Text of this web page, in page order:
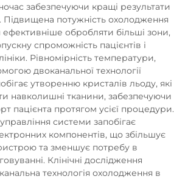
забезпечуючи кращі результати
потужність охолодження
ефективніше обробляти більші зони,
спроможність пацієнтів і
Рівномірність температури,
двоканальної технології
утворенню кристалів льоду, які
навколишні тканини, забезпечуючи
пацієнта протягом усієї процедури.
системи запобігає
компонентів, що збільшує
та зменшує потребу в
Клінічні дослідження
технологія охолодження в